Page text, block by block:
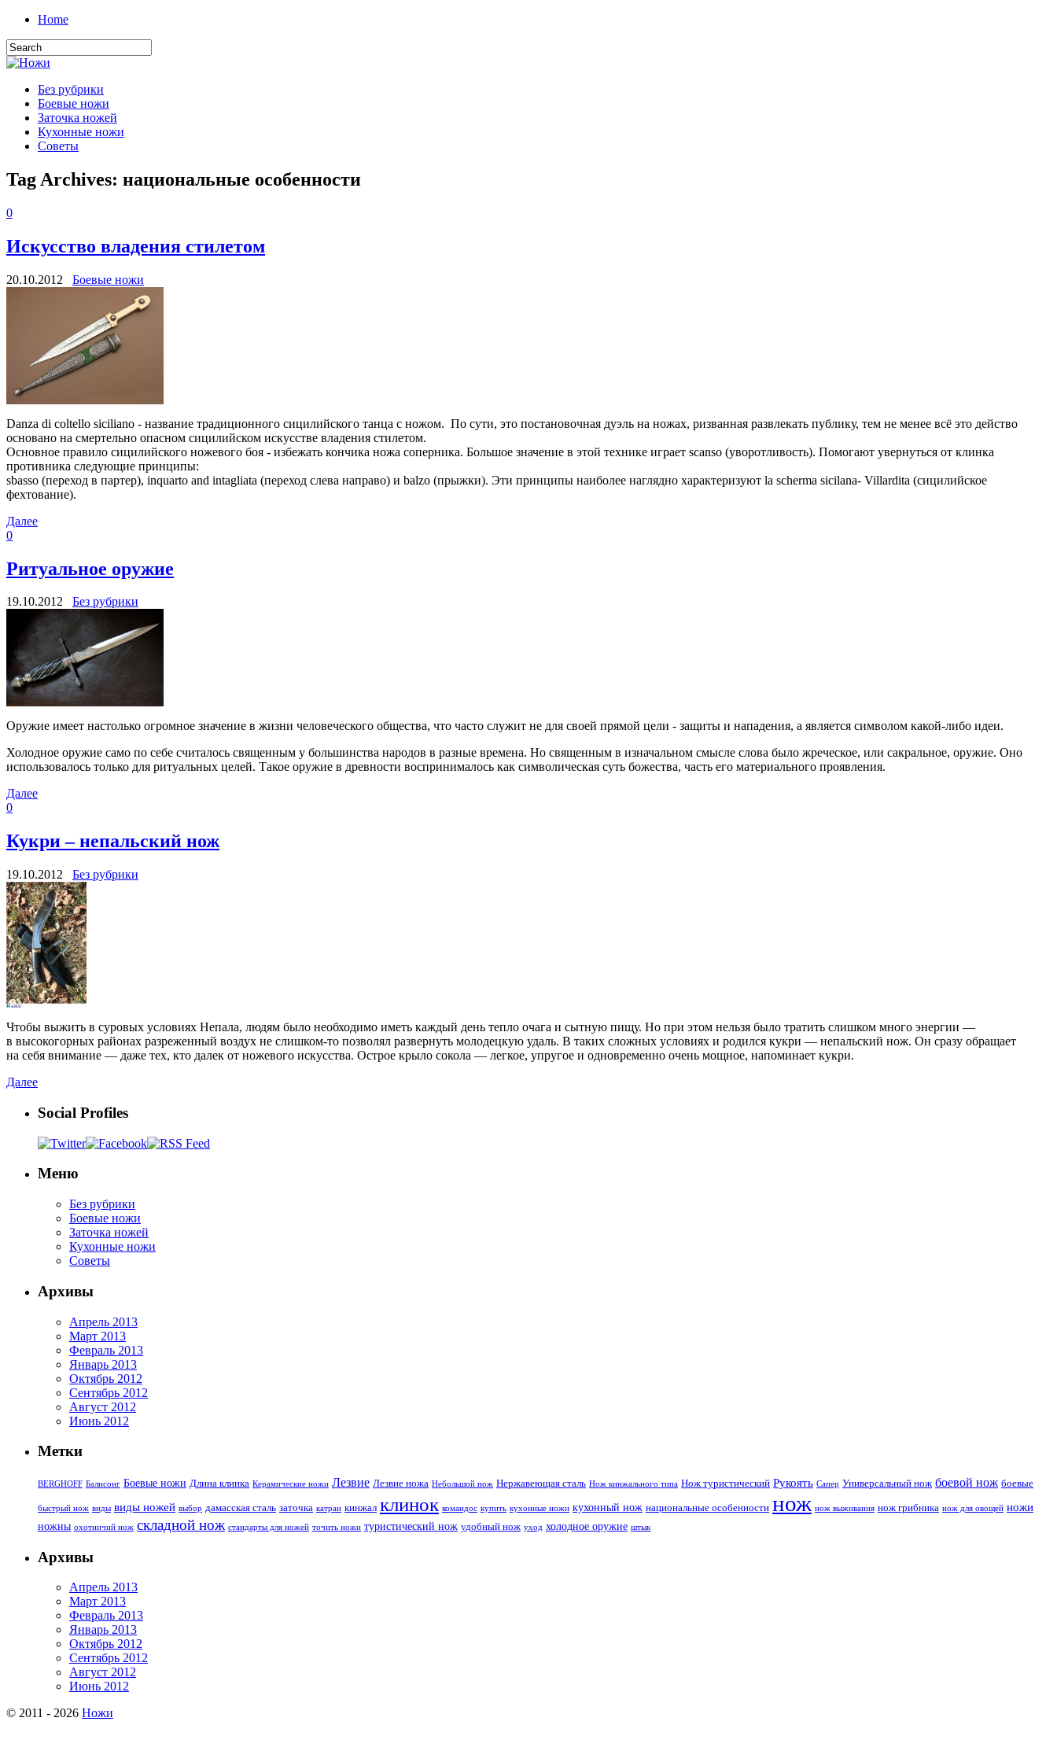
Home
Без рубрики
Боевые ножи
Заточка ножей
Кухонные ножи
Советы
Tag Archives: национальные особенности
0
Искусство владения стилетом
20.10.2012 Боевые ножи
Danza di coltello siciliano - название традиционного сицилийского танца с ножом. По сути, это постановочная дуэль на ножах, ризванная развлекать публику, тем не менее всё это действо
основано на смертельно опасном сицилийском искусстве владения стилетом.
Основное правило сицилийского ножевого боя - избежать кончика ножа соперника. Большое значение в этой технике играет scanso (уворотливость). Помогают увернуться от клинка
противника следующие принципы:
sbasso (переход в партер), inquarto and intagliata (переход слева направо) и balzo (прыжки). Эти принципы наиболее наглядно характеризуют la scherma sicilana- Villardita (сицилийское
фехтование).
Далее
0
Ритуальное оружие
19.10.2012 Без рубрики
Оружие имеет настолько огромное значение в жизни человеческого общества, что часто служит не для своей прямой цели - защиты и нападения, а является символом какой-либо идеи.
Холодное оружие само по себе считалось священным у большинства народов в разные времена. Но священным в изначальном смысле слова было жреческое, или сакральное, оружие. Оно
использовалось только для ритуальных целей. Такое оружие в древности воспринималось как символическая суть божества, часть его материального проявления.
Далее
0
Кукри – непальский нож
19.10.2012 Без рубрики
Чтобы выжить в суровых условиях Непала, людям было необходимо иметь каждый день тепло очага и сытную пищу. Но при этом нельзя было тратить слишком много энергии —
в высокогорных районах разреженный воздух не слишком-то позволял развернуть молодецкую удаль. В таких сложных условиях и родился кукри — непальский нож. Он сразу обращает
на себя внимание — даже тех, кто далек от ножевого искусства. Острое крыло сокола — легкое, упругое и одновременно очень мощное, напоминает кукри.
Далее
Social Profiles
Меню
Без рубрики
Боевые ножи
Заточка ножей
Кухонные ножи
Советы
Архивы
Апрель 2013
Март 2013
Февраль 2013
Январь 2013
Октябрь 2012
Сентябрь 2012
Август 2012
Июнь 2012
Метки
BERGHOFF Балисонг Боевые ножи Длина клинка Керамические ножи Лезвие Лезвие ножа Небольшой нож Нержавеющая сталь Нож кинжального типа Нож туристический Рукоять Сапер Универсальный нож боевой нож боевые
быстрый нож виды виды ножей выбор дамасская сталь заточка катран кинжал клинок командос купить кухонные ножи кухонный нож национальные особенности нож нож выживания нож грибника нож для овощей ножи
ножны охотничий нож складной нож стандарты для ножей точить ножи туристический нож удобный нож уход холодное оружие штык
Архивы
Апрель 2013
Март 2013
Февраль 2013
Январь 2013
Октябрь 2012
Сентябрь 2012
Август 2012
Июнь 2012
© 2011 - 2026 Ножи